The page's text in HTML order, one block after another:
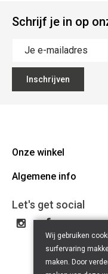
Schrijf je in op
Inschrijven
Onze winkel
Noordstraat 41 - 8800
051 20 43 88
BE 0753.405.631
Algemene info
Algemene voorwaarden
Contact
Disclaimer
Let's get social
Wij gebruiken
surfervaring
maken. Door